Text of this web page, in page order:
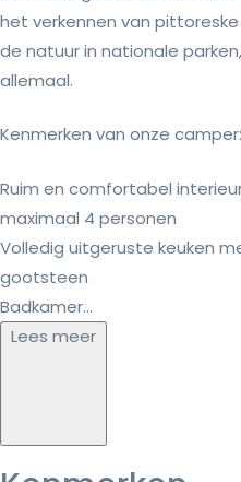
het verkennen van
de natuur in nationale
allemaal.
Kenmerken van onze camper:
Ruim en comfortabel
maximaal 4 personen
Volledig uitgeruste keuken
gootsteen
Badkamer...
Lees meer